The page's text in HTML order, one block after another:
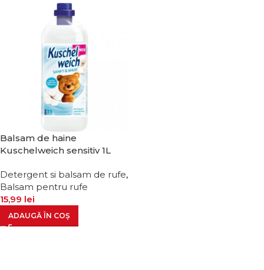
Balsam de haine
Kuschelweich sensitiv 1L
Detergent si balsam de rufe,
Balsam pentru rufe
15,99 lei
ADAUGĂ ÎN COȘ